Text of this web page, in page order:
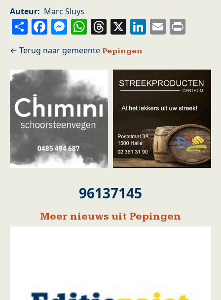
Auteur Marc Sluys
ShareFacebook
Messenger
WhatsApp
Threads
X LinkedIn
Email
Pepingen
96137145
Meer nieuws uit Pepingen